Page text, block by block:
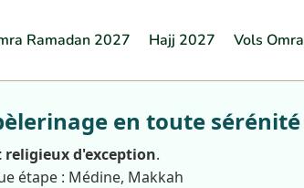
Ramadan 2027 Hajj 2027 Vols Omra
en toute sérénité
d'exception.
étape : Médine, Makkah